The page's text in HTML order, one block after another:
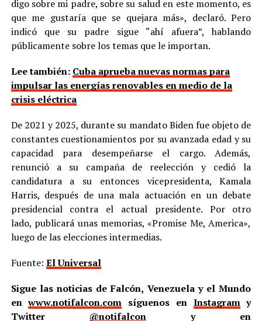
digo sobre mi padre, sobre su salud en este momento, es
que me gustaría que se quejara más», declaró. Pero
indicó que su padre sigue “ahí afuera”, hablando
públicamente sobre los temas que le importan.
Lee también: Cuba aprueba nuevas normas para
impulsar las energías renovables en medio de la
crisis eléctrica
De 2021 y 2025, durante su mandato Biden fue objeto de
constantes cuestionamientos por su avanzada edad y su
capacidad para desempeñarse el cargo. Además,
renunció a su campaña de reelección y cedió la
candidatura a su entonces vicepresidenta, Kamala
Harris, después de una mala actuación en un debate
presidencial contra el actual presidente. Por otro
lado, publicará unas memorias, «Promise Me, America»,
luego de las elecciones intermedias.
Fuente: El Universal
Sigue las noticias de Falcón, Venezuela y el Mundo
enwww.notifalcon.com síguenos en Instagramy
Twitter @notifalcony en